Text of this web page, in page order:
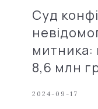
Суд
митника:
8,6 млн
2024-09-17